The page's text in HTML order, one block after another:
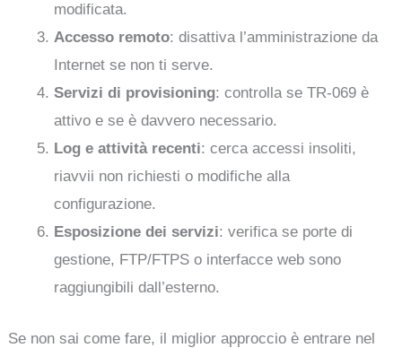
modificata.
Accesso remoto: disattiva l’amministrazione da
Internet se non ti serve.
Servizi di provisioning: controlla se TR-069 è
attivo e se è davvero necessario.
Log e attività recenti: cerca accessi insoliti,
riavvii non richiesti o modifiche alla
configurazione.
Esposizione dei servizi: verifica se porte di
gestione, FTP/FTPS o interfacce web sono
raggiungibili dall’esterno.
Se non sai come fare, il miglior approccio è entrare nel